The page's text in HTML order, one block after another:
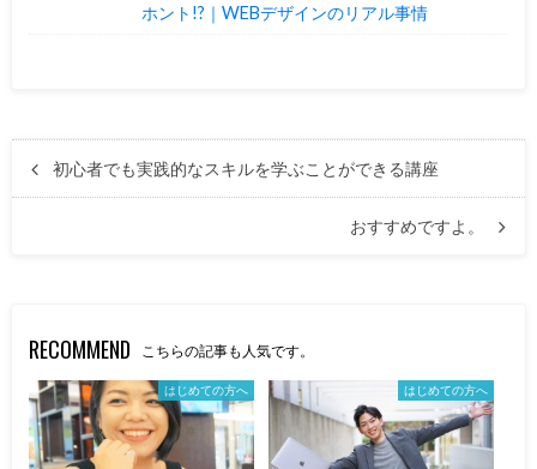
ホント!?｜WEBデザインのリアル事情
初心者でも実践的なスキルを学ぶことができる講座
おすすめですよ。
RECOMMEND こちらの記事も人気です。
はじめての方へ はじめての方へ